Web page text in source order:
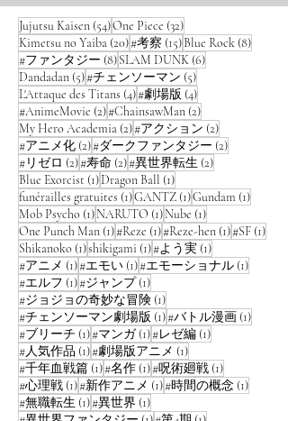
sur des garçons pilotant des armes biologiques » .
Dans cet article, j'analyserai les batailles d'Eren
Jäger et de Reiner à travers le prisme des « Real
Robot Anime » com
Jujutsu Kaisen (54)54 posts
One Piece (32)32 posts
Kimetsu no Yaiba (20)20 posts
#考察 (15)15 posts
Blue Rock (8)8 posts
#ファンタジー (8)8 posts
SLAM DUNK (6)6 posts
Dandadan (5)5 posts
#チェンソーマン (5)5 posts
L'Attaque des Titans (4)4 posts
#劇場版 (4)4 posts
#AnimeMovie (2)2 posts
#ChainsawMan (2)2 posts
My Hero Academia (2)2 posts
#アクション (2)2 posts
#アニメ化 (2)2 posts
#ダークファンタジー (2)2 posts
#リゼロ (2)2 posts
#寿命 (2)2 posts
#異世界転生 (2)2 posts
Blue Exorcist (1)1 post
Dragon Ball (1)1 post
funérailles gratuites (1)1 post
GANTZ (1)1 post
Gundam (1)1 post
Mob Psycho (1)1 post
NARUTO (1)1 post
Nube (1)1 post
One Punch Man (1)1 post
#Reze (1)1 post
#Reze-hen (1)1 post
#SF (1)1 post
Shikanoko (1)1 post
shikigami (1)1 post
#よう実 (1)1 post
#アニメ (1)1 post
#エモい (1)1 post
#エモーショナル (1)1 post
#エルフ (1)1 post
#ジャンプ (1)1 post
#ジョジョの奇妙な冒険 (1)1 post
#チェンソーマン劇場版 (1)1 post
#バトル漫画 (1)1 post
#ブリーチ (1)1 post
#マンガ (1)1 post
#レゼ編 (1)1 post
#人気作品 (1)1 post
#劇場版アニメ (1)1 post
#千年血戦篇 (1)1 post
#名作 (1)1 post
#呪術廻戦 (1)1 post
#心理戦 (1)1 post
#新作アニメ (1)1 post
#時間の概念 (1)1 post
#無職転生 (1)1 post
#異世界 (1)1 post